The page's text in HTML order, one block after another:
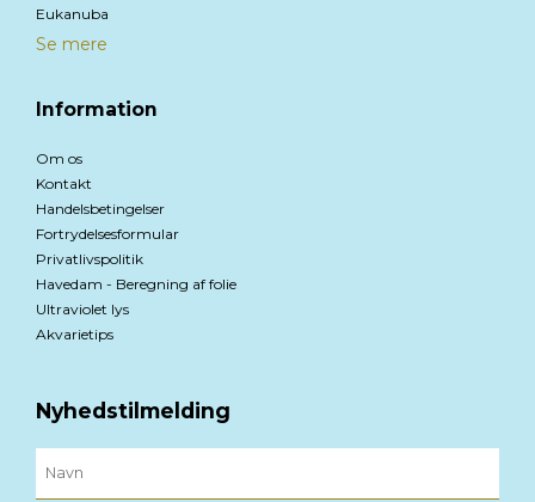
Eukanuba
Se mere
Information
Om os
Kontakt
Handelsbetingelser
Fortrydelsesformular
Privatlivspolitik
Havedam - Beregning af folie
Ultraviolet lys
Akvarietips
Nyhedstilmelding